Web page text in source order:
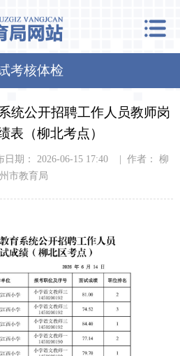
考核体检
统公开招聘工作人员教师岗
表（柳北考点）
期： 2026-06-15 17:40 | 作者： 柳
州市教育局